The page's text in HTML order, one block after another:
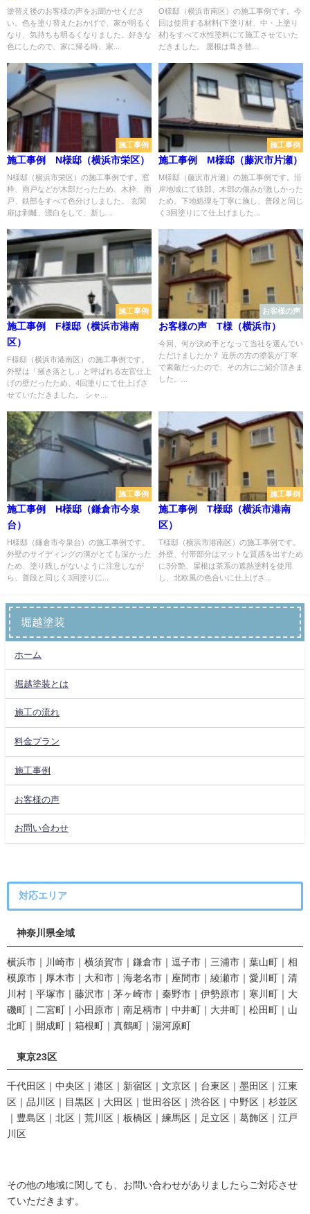
塗替え後のお客様の声をお聞かせくださ
い。色を塗り替えたおかげで、家が明るく
なり、気持ちも明るくなりました。好きな
色にしたので、家に帰る時、家...
O様邸（横浜市南区）の施工事例です。今
回は使用する材料(下塗り材、中・上塗り
材)をすべて水性塗料にて施工させていた
だきました。 屋根は葺き替...
施工事例
施工事例 N様邸（横浜市栄区）
N様邸（横浜市栄区）の施工事例です。窓
枠、雨戸などが木部だったため、木枠、雨
戸、鉄部をすべて色分けしました。 玄関
扉は剥離、漂白をして、新し...
施工事例
施工事例 M様邸（藤沢市片瀬）
M様邸（藤沢市片瀬）の施工事例です。沿
岸地域にて鉄部、木部の傷みが激しかった
ため、下地処理を丁寧に施し、普段と同じ
く3回塗りにて仕上げました...
施工事例
施工事例 F様邸（横浜市港南
区）
F様邸（横浜市港南区）の施工事例です。
外壁は「掻き落とし」と呼ばれる左官仕上
げの壁だったため、4回塗りにて仕上げさ
せていただきました。 シャ...
お客様の声
お客様の声 T様（横浜市）
今回、何が決め手となって当社を選んでい
ただけましたか？ 近所の方の塗装が丁寧
で素敵だったので、その方にご紹介頂きま
した。...
施工事例
施工事例 H様邸（鎌倉市今泉
台）
H様邸（鎌倉市今泉台）の施工事例です。
外壁のサイディングの溝がとても深かった
ため、塗り残しがないように注意しなが
ら、普段と同じく3回塗りに...
施工事例
施工事例 T様邸（横浜市港南
区）
T様邸（横浜市港南区）の施工事例です。
外壁、付帯部分はマットな質感を出すため
に3分艶、屋根は茶系の遮熱塗料を使用
し、北欧風の色合いに仕上げさ...
堀越塗装
ホーム
堀越塗装とは
施工の流れ
料金プラン
施工事例
お客様の声
お問い合わせ
対応エリア
神奈川県全域
横浜市｜川崎市｜横須賀市｜鎌倉市｜逗子市｜三浦市｜葉山町｜相
模原市｜厚木市｜大和市｜海老名市｜座間市｜綾瀬市｜愛川町｜清
川村｜平塚市｜藤沢市｜茅ヶ崎市｜秦野市｜伊勢原市｜寒川町｜大
磯町｜二宮町｜小田原市｜南足柄市｜中井町｜大井町｜松田町｜山
北町｜開成町｜箱根町｜真鶴町｜湯河原町
東京23区
千代田区｜中央区｜港区｜新宿区｜文京区｜台東区｜墨田区｜江東
区｜品川区｜目黒区｜大田区｜世田谷区｜渋谷区｜中野区｜杉並区
｜豊島区｜北区｜荒川区｜板橋区｜練馬区｜足立区｜葛飾区｜江戸
川区
その他の地域に関しても、お問い合わせがありましたらご対応させ
ていただきます。